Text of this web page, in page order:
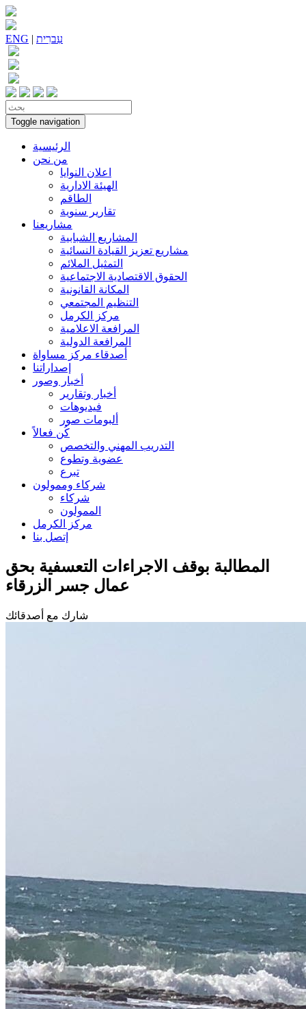
ENG | עִברִית
Toggle navigation
الرئيسية
من نحن
اعلان النوايا
الهيئة الادارية
الطاقم
تقارير سنوية
مشاريعنا
المشاريع الشبابية
مشاريع تعزيز القيادة النسائية
التمثيل الملائم
الحقوق الاقتصادية الاجتماعية
المكانة القانونية
التنظيم المجتمعي
مركز الكرمل
المرافعة الاعلامية
المرافعة الدولية
أصدقاء مركز مساواة
إصداراتنا
أخبار وصور
أخبار وتقارير
فيديوهات
ألبومات صور
كُن فعالاً
التدريب المهني والتخصص
عضوية وتطوع
تبرع
شركاء وممولون
شركاء
الممولون
مركز الكرمل
إتصل بنا
المطالبة بوقف الاجراءات التعسفية بحق
عمال جسر الزرقاء
شارك مع أصدقائك